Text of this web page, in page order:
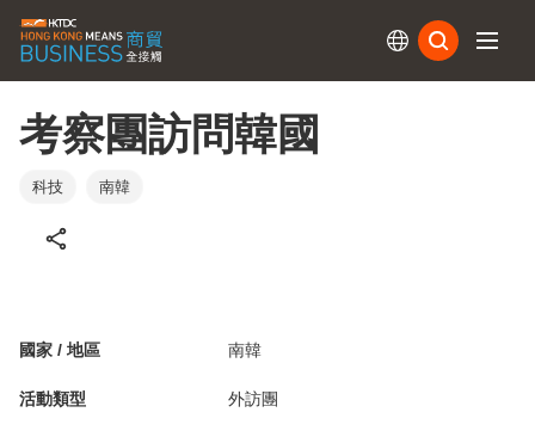
考察團訪問韓國
科技 南韓
國家 / 地區 南韓
活動類型 外訪團